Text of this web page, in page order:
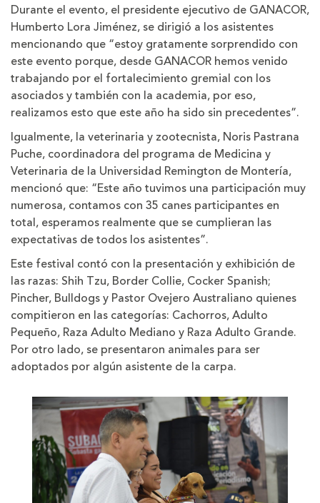
Durante el evento, el presidente ejecutivo de GANACOR,
Humberto Lora Jiménez, se dirigió a los asistentes
mencionando que “estoy gratamente sorprendido con
este evento porque, desde GANACOR hemos venido
trabajando por el fortalecimiento gremial con los
asociados y también con la academia, por eso,
realizamos esto que este año ha sido sin precedentes”.
Igualmente, la veterinaria y zootecnista, Noris Pastrana
Puche, coordinadora del programa de Medicina y
Veterinaria de la Universidad Remington de Montería,
mencionó que: “Este año tuvimos una participación muy
numerosa, contamos con 35 canes participantes en
total, esperamos realmente que se cumplieran las
expectativas de todos los asistentes”.
Este festival contó con la presentación y exhibición de
las razas: Shih Tzu, Border Collie, Cocker Spanish;
Pincher, Bulldogs y Pastor Ovejero Australiano quienes
compitieron en las categorías: Cachorros, Adulto
Pequeño, Raza Adulto Mediano y Raza Adulto Grande.
Por otro lado, se presentaron animales para ser
adoptados por algún asistente de la carpa.